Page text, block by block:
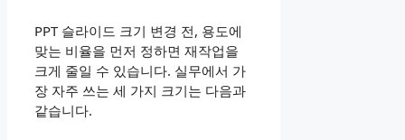
PPT 슬라이드 크기 변경 전, 용도에
맞는 비율을 먼저 정하면 재작업을
크게 줄일 수 있습니다. 실무에서 가
장 자주 쓰는 세 가지 크기는 다음과
같습니다.